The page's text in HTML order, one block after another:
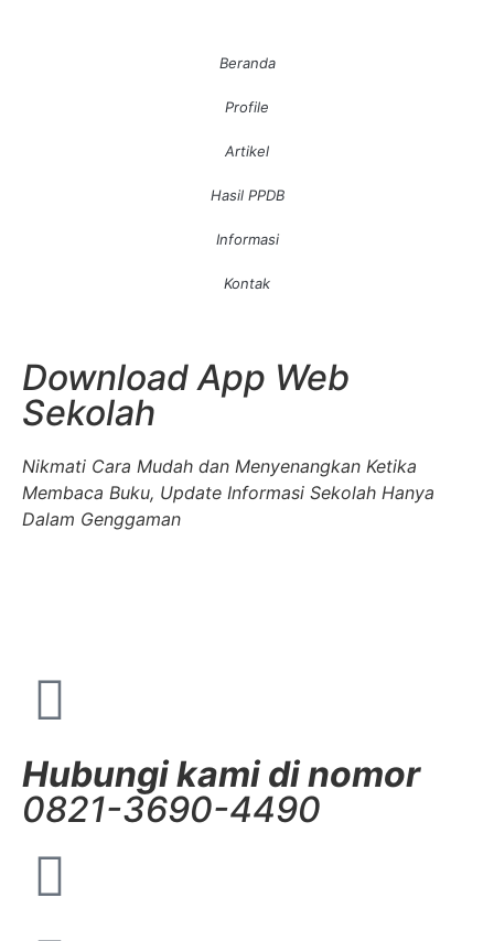
Beranda
Profile
Artikel
Hasil PPDB
Informasi
Kontak
Download App Web
Sekolah
Nikmati Cara Mudah dan Menyenangkan Ketika
Membaca Buku, Update Informasi Sekolah Hanya
Dalam Genggaman
Hubungi kami di nomor
0821-3690-4490